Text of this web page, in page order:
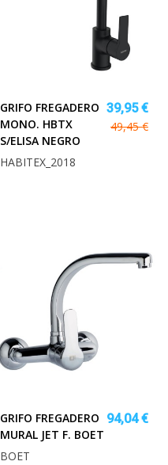
GRIFO FREGADERO
MONO. HBTX
S/ELISA NEGRO
39,95 €
49,45 €
HABITEX_2018
GRIFO FREGADERO
MURAL JET F. BOET
94,04 €
BOET